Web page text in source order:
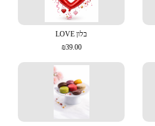
בלון LOVE
₪39.00